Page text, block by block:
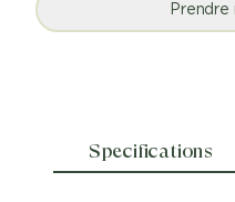
Prendre
Specifications